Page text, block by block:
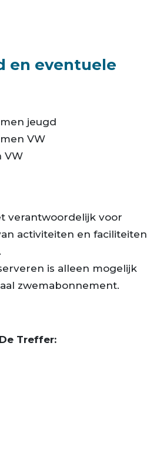
en eventuele
jeugd
VW
VW
verantwoordelijk voor
activiteiten en faciliteiten
is alleen mogelijk
zwemabonnement.
Treffer: